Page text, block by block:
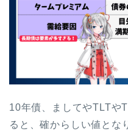
10年債、ましてやTLTや
ると、確からしい値とな